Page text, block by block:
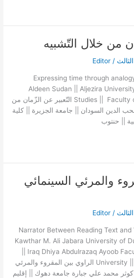
من خلال التّشبيه
/
Editor
Expressing time through
Aldeen Sudan || Aljezira
Studies || Faculty of Education || Hantoub التّعبير عن الزّمان من
الدين السودان || جامعة الجزيرة || كلية
|| حنتوب
والمرئي السينمائي
/
Editor
Narrator Between Reading Text
Kawthar M. Ali Jabara University of
|| Iraq Dhiya Abdulrazaq Ayoob
University || Kurdistan Region || Iraq الراوي بين المقروء والمرئي
(2000- 2017) كوثر محمد علي جبارة جامعة دهوك || إقليم